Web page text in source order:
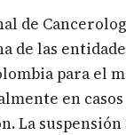
de
de las
para el
en
La